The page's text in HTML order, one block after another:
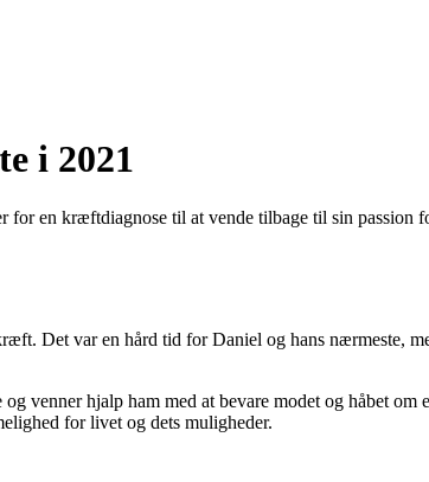
i 2021
for en kræftdiagnose til at vende tilbage til sin
Det var en hård tid for Daniel og hans nærmeste,
venner hjalp ham med at bevare modet og håbet om
for livet og dets muligheder.